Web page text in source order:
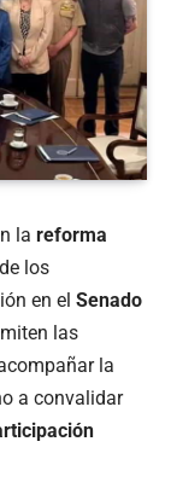
la reforma
los
en el Senado
las
la
a convalidar